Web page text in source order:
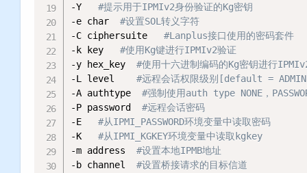
-Y #提示用于IPMIv2身份验证的Kg密钥
-e char #设置SOL转义字符
-C ciphersuite #Lanplus接口使用的密码套件
-k key #使用Kg键进行IPMIv2验证
-y hex_key #使用十六进制编码的Kg密钥进行
-L level #远程会话权限级别[default =
-A authtype #强制使用auth type NONE，
-P password #远程会话密码
-E #从IPMI_PASSWORD环境变量中读取密码
-K #从IPMI_KGKEY环境变量中读取kgkey
-m address #设置本地IPMB地址
-b channel #设置桥接请求的目标信道